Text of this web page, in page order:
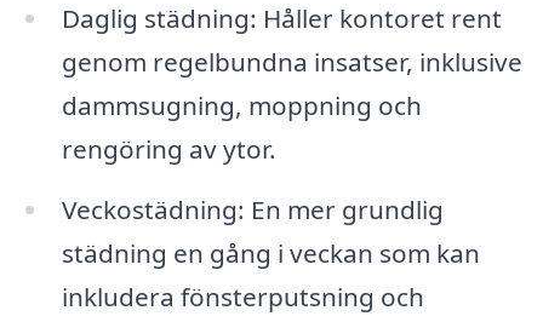
Daglig städning: Håller kontoret rent
genom regelbundna insatser, inklusive
dammsugning, moppning och
rengöring av ytor.
Veckostädning: En mer grundlig
städning en gång i veckan som kan
inkludera fönsterputsning och